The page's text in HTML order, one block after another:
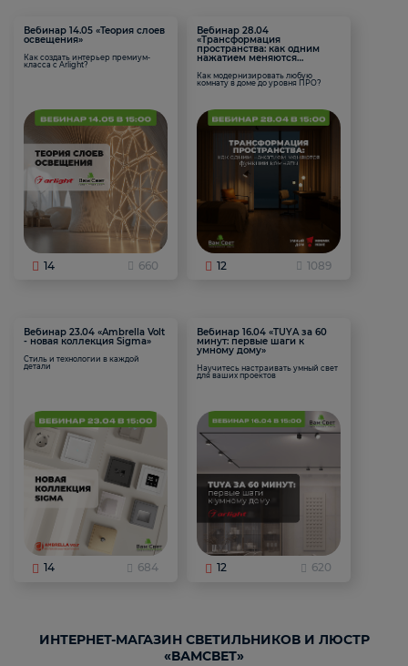
Вебинар 14.05 «Теория слоев
освещения»
Как создать интерьер премиум-
класса с Arlight?
14 660
Вебинар 28.04
«Трансформация
пространства: как одним
нажатием меняются
Как модернизировать любую
комнату в доме до уровня ПРО?
12 1089
Вебинар 23.04 «Ambrella Volt
- новая коллекция Sigma»
Стиль и технологии в каждой
детали
14 684
Вебинар 16.04 «TUYA за 60
минут: первые шаги к
умному дому»
Научитесь настраивать умный свет
для ваших проектов
12 620
ИНТЕРНЕТ-МАГАЗИН СВЕТИЛЬНИКОВ И ЛЮСТР
«ВАМСВЕТ»